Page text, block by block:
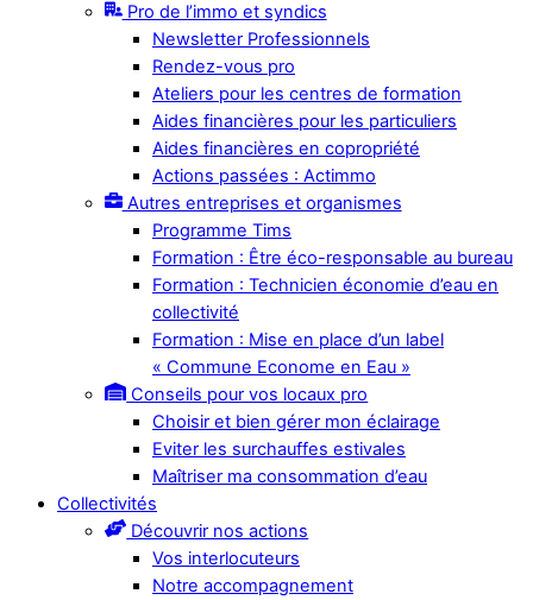
Pro de l’immo et syndics
Newsletter Professionnels
Rendez-vous pro
Ateliers pour les centres de formation
Aides financières pour les particuliers
Aides financières en copropriété
Actions passées : Actimmo
Autres entreprises et organismes
Programme Tims
Formation : Être éco-responsable au bureau
Formation : Technicien économie d’eau en
collectivité
Formation : Mise en place d’un label
« Commune Econome en Eau »
Conseils pour vos locaux pro
Choisir et bien gérer mon éclairage
Eviter les surchauffes estivales
Maîtriser ma consommation d’eau
Collectivités
Découvrir nos actions
Vos interlocuteurs
Notre accompagnement